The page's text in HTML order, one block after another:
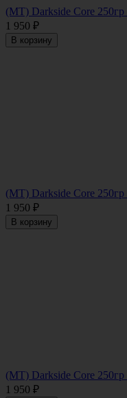
(MT) Darkside Core
1 950 ₽
В корзину
(MT) Darkside Core
1 950 ₽
В корзину
(MT) Darkside Core
1 950 ₽